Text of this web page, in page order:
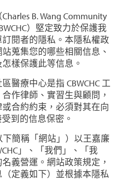
B. Wang Community
）堅定致力於保護我
閱者的隱私。本隱私權政
蒐集您的哪些相關信息、
樣保護此等信息。
醫療中心是指 CBWCHC 工
作律師、實習生與顧問，
合約約束，必須對其在向
到的信息保密。
下簡稱「網站」）以王嘉廉
」、「我們」、「我
義營運。網站政策規定，
定義如下）並根據本隱私